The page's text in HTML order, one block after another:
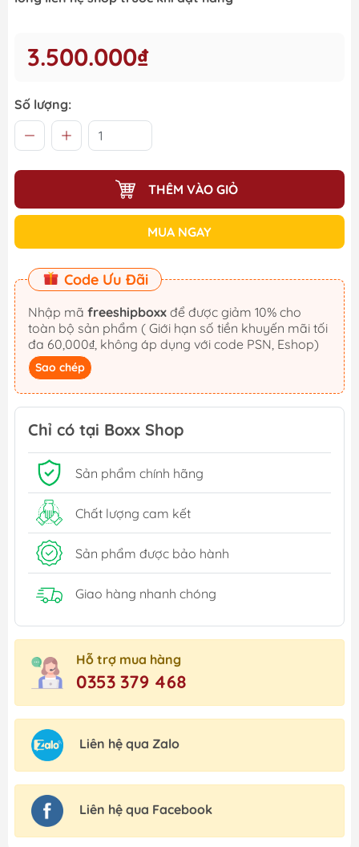
3.500.000₫
Số lượng:
THÊM VÀO GIỎ
MUA NGAY
Code Ưu Đãi
Nhập mã freeshipboxx
toàn bộ sản phẩm ( Giới hạn số tiền khuyến mãi tối
đa 60,000₫, không áp dụng với code PSN, Eshop)
Sao chép
Chỉ có tại Boxx Shop
Sản phẩm chính hãng
Chất lượng cam kết
Sản phẩm được bảo hành
Giao hàng nhanh chóng
Hỗ trợ mua hàng
0353 379 468
Liên hệ qua Zalo
Liên hệ qua Facebook